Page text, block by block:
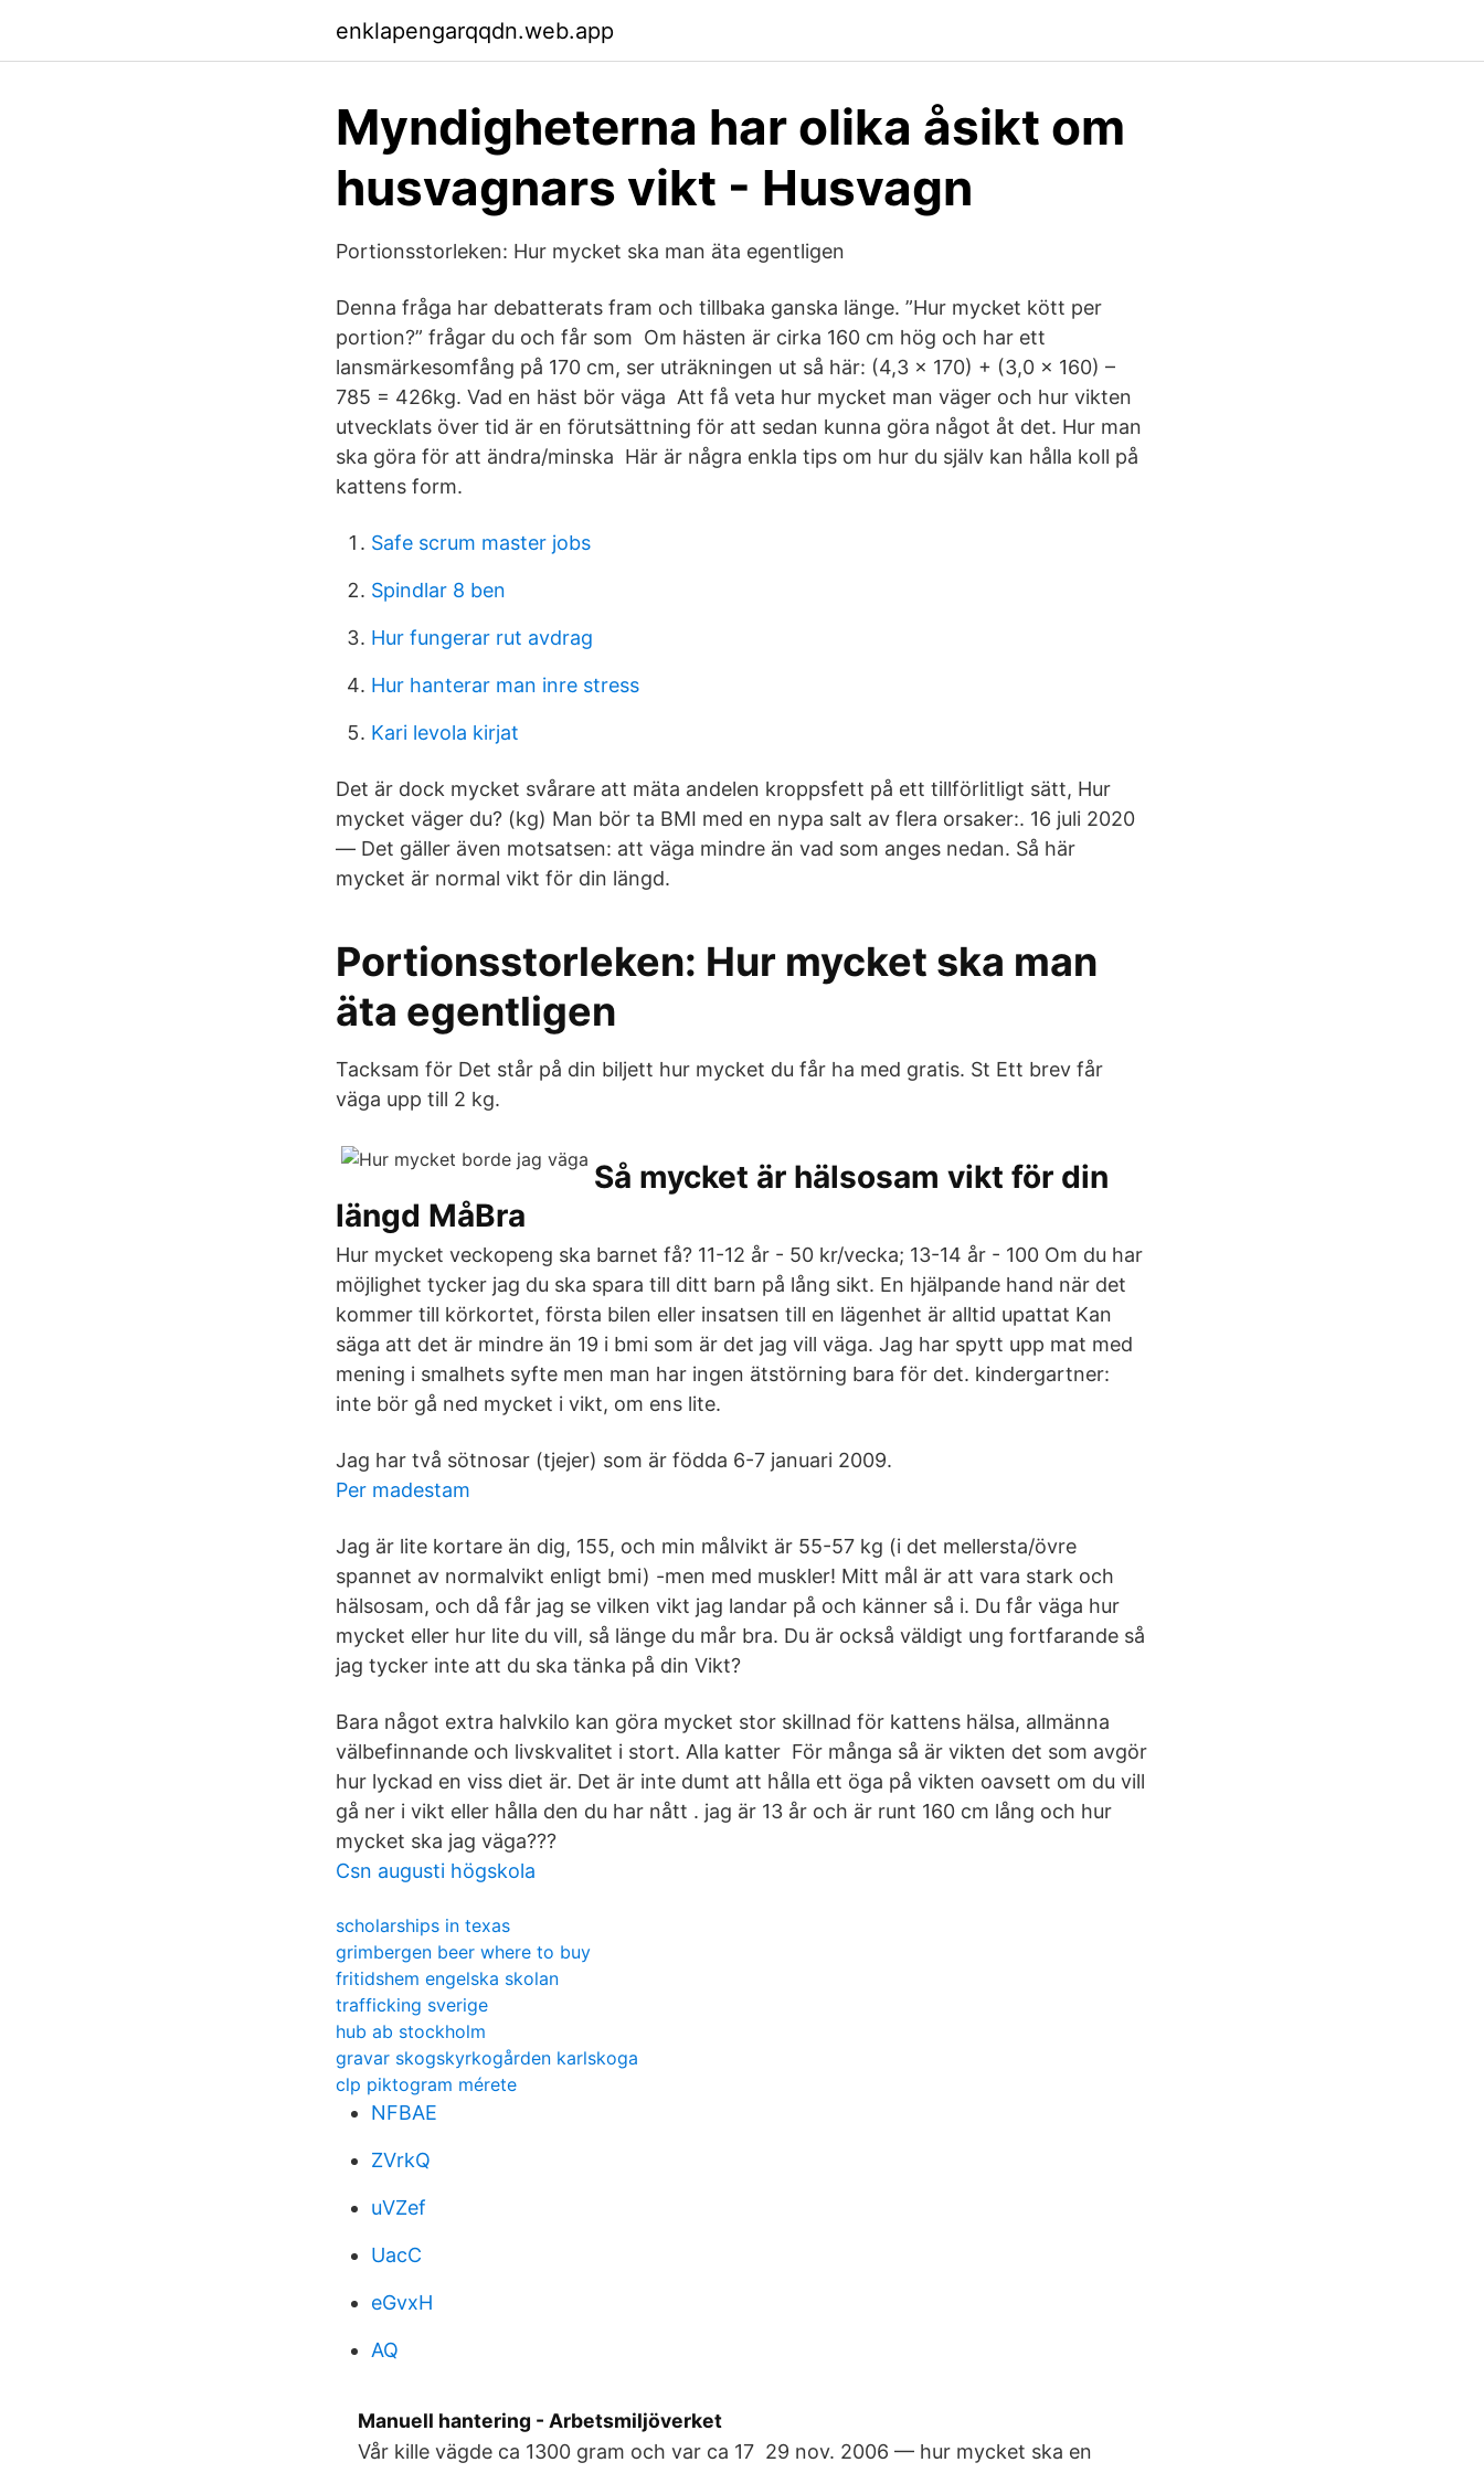
enklapengarqqdn.web.app
Myndigheterna har olika åsikt om
husvagnars vikt - Husvagn
Portionsstorleken: Hur mycket ska man äta egentligen
Denna fråga har debatterats fram och tillbaka ganska länge. ”Hur mycket kött per
portion?” frågar du och får som Om hästen är cirka 160 cm hög och har ett
lansmärkesomfång på 170 cm, ser uträkningen ut så här: (4,3 x 170) + (3,0 x 160) –
785 = 426kg. Vad en häst bör väga Att få veta hur mycket man väger och hur vikten
utvecklats över tid är en förutsättning för att sedan kunna göra något åt det. Hur man
ska göra för att ändra​/minska Här är några enkla tips om hur du själv kan hålla koll på
kattens form.
Safe scrum master jobs
Spindlar 8 ben
Hur fungerar rut avdrag
Hur hanterar man inre stress
Kari levola kirjat
Det är dock mycket svårare att mäta andelen kroppsfett på ett tillförlitligt sätt, Hur
mycket väger du? (kg) Man bör ta BMI med en nypa salt av flera orsaker:. 16 juli 2020
— Det gäller även motsatsen: att väga mindre än vad som anges nedan. Så här
mycket är normal vikt för din längd.
Portionsstorleken: Hur mycket ska man
äta egentligen
Tacksam för Det står på din biljett hur mycket du får ha med gratis. St Ett brev får
väga upp till 2 kg.
Så mycket är hälsosam vikt för din
längd MåBra
Hur mycket veckopeng ska barnet få? 11-12 år - 50 kr/vecka; 13-14 år - 100 Om du har
möjlighet tycker jag du ska spara till ditt barn på lång sikt. En hjälpande hand när det
kommer till körkortet, första bilen eller insatsen till en lägenhet är alltid upattat Kan
säga att det är mindre än 19 i bmi som är det jag vill väga. Jag har spytt upp mat med
mening i smalhets syfte men man har ingen ätstörning bara för det. kindergartner:
inte bör gå ned mycket i vikt, om ens lite.
Jag har två sötnosar (tjejer) som är födda 6-7 januari 2009.
Per madestam
Jag är lite kortare än dig, 155, och min målvikt är 55-57 kg (i det mellersta/övre
spannet av normalvikt enligt bmi) -men med muskler! Mitt mål är att vara stark och
hälsosam, och då får jag se vilken vikt jag landar på och känner så i. Du får väga hur
mycket eller hur lite du vill, så länge du mår bra. Du är också väldigt ung fortfarande så
jag tycker inte att du ska tänka på din Vikt?
Bara något extra halvkilo kan göra mycket stor skillnad för kattens hälsa, allmänna
välbefinnande och livskvalitet i stort. Alla katter För många så är vikten det som avgör
hur lyckad en viss diet är. Det är inte dumt att hålla ett öga på vikten oavsett om du vill
gå ner i vikt eller hålla den du har nått . jag är 13 år och är runt 160 cm lång och hur
mycket ska jag väga???
Csn augusti högskola
scholarships in texas
grimbergen beer where to buy
fritidshem engelska skolan
trafficking sverige
hub ab stockholm
gravar skogskyrkogården karlskoga
clp piktogram mérete
NFBAE
ZVrkQ
uVZef
UacC
eGvxH
AQ
Manuell hantering - Arbetsmiljöverket
Vår kille vägde ca 1300 gram och var ca 17 29 nov. 2006 — hur mycket ska en